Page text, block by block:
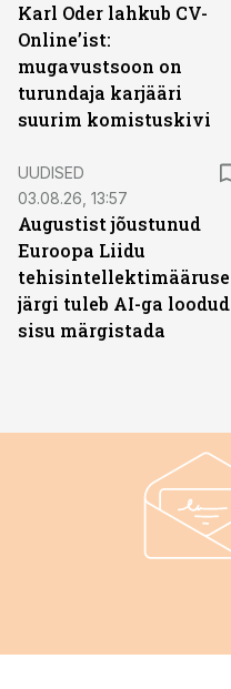
Karl Oder lahkub CV-
Online’ist:
mugavustsoon on
turundaja karjääri
suurim komistuskivi
UUDISED
03.08.26, 13:57
Augustist jõustunud
Euroopa Liidu
tehisintellektimääruse
järgi tuleb AI-ga loodud
sisu märgistada